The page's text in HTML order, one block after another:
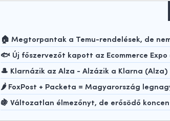
🏠 Megtorpantak a Temu-rendelések, de
🐟 Új főszervezőt kapott az Ecommerce Expo
🎩 Klarnázik az Alza - Alzázik a Klarna (Alza)
🌶️ FoxPost + Packeta = Magyarország
🍇 Változatlan élmezőnyt, de erősödő